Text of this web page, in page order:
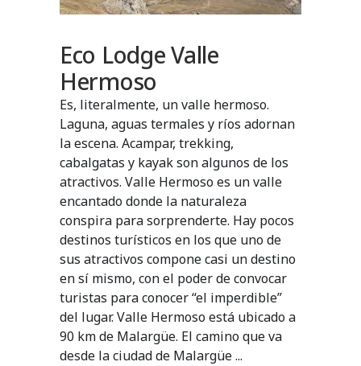
Eco Lodge Valle
Hermoso
Es, literalmente, un valle hermoso.
Laguna, aguas termales y ríos adornan
la escena. Acampar, trekking,
cabalgatas y kayak son algunos de los
atractivos. Valle Hermoso es un valle
encantado donde la naturaleza
conspira para sorprenderte. Hay pocos
destinos turísticos en los que uno de
sus atractivos compone casi un destino
en sí mismo, con el poder de convocar
turistas para conocer “el imperdible”
del lugar. Valle Hermoso está ubicado a
90 km de Malargüe. El camino que va
desde la ciudad de Malargüe